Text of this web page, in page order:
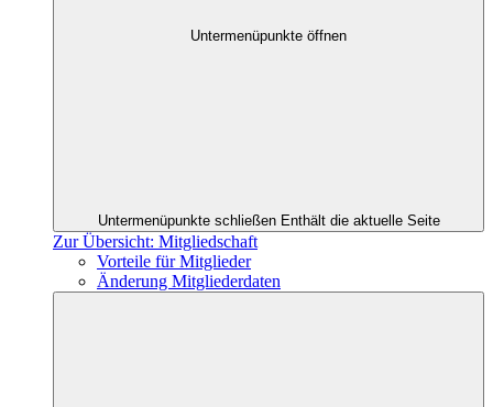
Untermenüpunkte öffnen
Untermenüpunkte schließen Enthält die aktuelle Seite
Zur Übersicht: Mitgliedschaft
Vorteile für Mitglieder
Änderung Mitgliederdaten